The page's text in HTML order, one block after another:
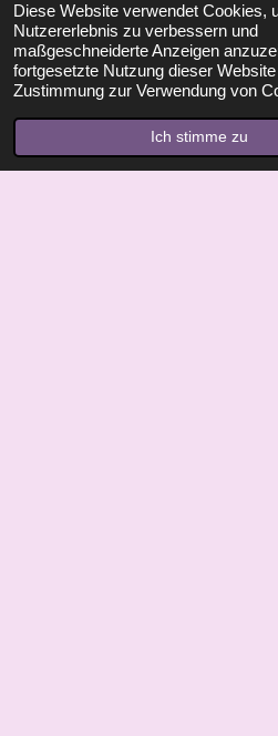
Diese Website verwendet Cookies,
Nutzererlebnis zu verbessern und
maßgeschneiderte Anzeigen
fortgesetzte Nutzung dieser
Zustimmung zur Verwendung von
Ich stimme zu
Anna und der Engelsclub
Hier beginnt unsere Reise. Lernen
unsere Arbeit kennen. Wir legen
hervorragenden Service. Begleiten
gemeinsam wachsen und